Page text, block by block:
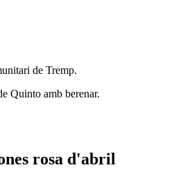
de Tremp.
Quinto amb berenar.
rosa d'abril